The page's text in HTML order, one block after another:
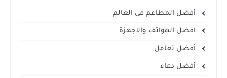
أفضل المطاعم في العالم
افضل الهواتف والاجهزة
أفضل تعامل
أفضل دعاء